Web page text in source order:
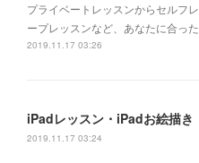
プライベートレッスンからセルフ
ープレッスンなど、あなたに合っ
2019.11.17 03:26
iPadレッスン・iPadお絵描き
2019.11.17 03:24